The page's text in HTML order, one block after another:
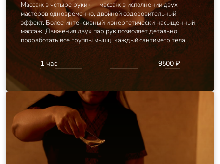
Массаж в четыре руки» — массаж в исполнении двух
мастеров одновременно, двойной оздоровительный
эффект. Более интенсивный и энергетически насыщенный
массаж. Движения двух пар рук позволяет детально
проработать все группы мышц, каждый сантиметр тела.
1 час 9500 ₽